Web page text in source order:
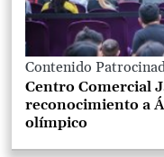
Contenido
Centro Comercial
reconocimiento a
olímpico